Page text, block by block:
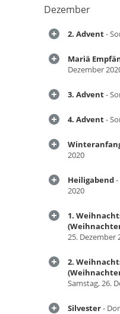
Dezember
2. Advent-
Mariä
Dezember
3. Advent-
4. Advent-
2020
Heiligabend
2020
1.
25. Dezember
2.
Samstag, 26.
Silvester-